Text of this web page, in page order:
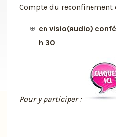
Compte du
en visio(audio)
h 30
Pour y participer :